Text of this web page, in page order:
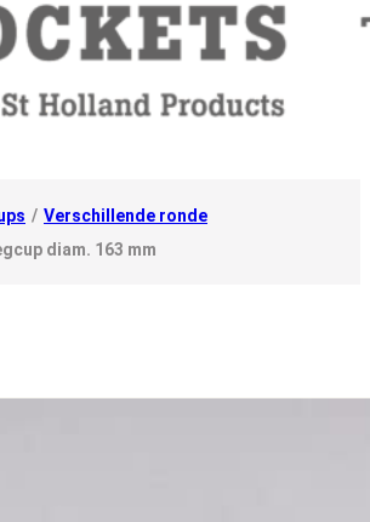
/ Verschillende ronde
diam. 163 mm